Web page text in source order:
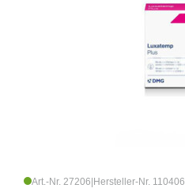
Art.-Nr. 27206 Hersteller-Nr. 110406